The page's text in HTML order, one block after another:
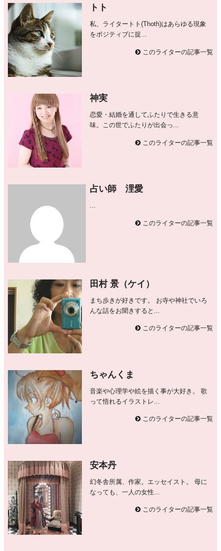
トト
私、ライタートト(Thoth)はあらゆる現象
をポジティブに捉...
このライターの記事一覧
神実
恋愛・結婚を通してふたりで生きる意
味。この世でふたりが出会っ...
このライターの記事一覧
占い師 浬愛
...
このライターの記事一覧
田村 景（ケイ）
まち歩きが好きです。 お寺や神社でいろ
んな話をお聞きすると...
このライターの記事一覧
ちゃんくま
音楽や心理学や絵を描く事が大好き。 歌
って悟れるイラストレ...
このライターの記事一覧
安本丹
幻冬舎所属、作家。エッセイスト。 母に
なっても、一人の女性...
このライターの記事一覧